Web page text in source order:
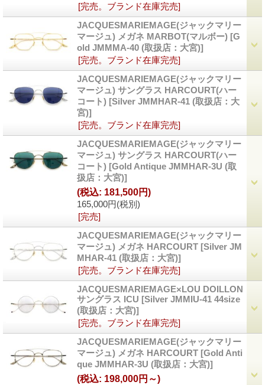
[完売。ブランド在庫完売]
JACQUESMARIEMAGE(ジャックマリー
マージュ) メガネ MARBOT(マルボー) [G
old JMMMA-40 (取扱店：大宮)]
[完売。ブランド在庫完売]
JACQUESMARIEMAGE(ジャックマリー
マージュ) サングラス HARCOURT(ハー
コート) [Silver JMMHAR-41 (取扱店：大
宮)]
[完売。ブランド在庫完売]
JACQUESMARIEMAGE(ジャックマリー
マージュ) サングラス HARCOURT(ハー
コート) [Gold Antique JMMHAR-3U (取
扱店：大宮)]
165,000円(税別)
(税込: 181,500円)
[完売]
JACQUESMARIEMAGE(ジャックマリー
マージュ) メガネ HARCOURT [Silver JM
MHAR-41 (取扱店：大宮)]
[完売。ブランド在庫完売]
JACQUESMARIEMAGE×LOU DOILLON
サングラス ICU [Silver JMMIU-41 44size
(取扱店：大宮)]
[完売。ブランド在庫完売]
JACQUESMARIEMAGE(ジャックマリー
マージュ) メガネ HARCOURT [Gold Anti
que JMMHAR-3U (取扱店：大宮)]
(税込: 198,000円～)